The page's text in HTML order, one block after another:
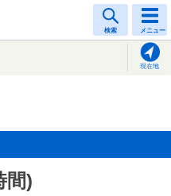
検索 メニュー
現在地
間)